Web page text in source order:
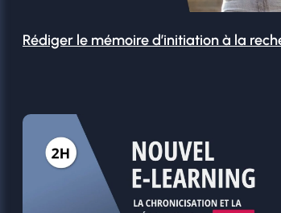
Rédiger le mémoire d’initiation à la